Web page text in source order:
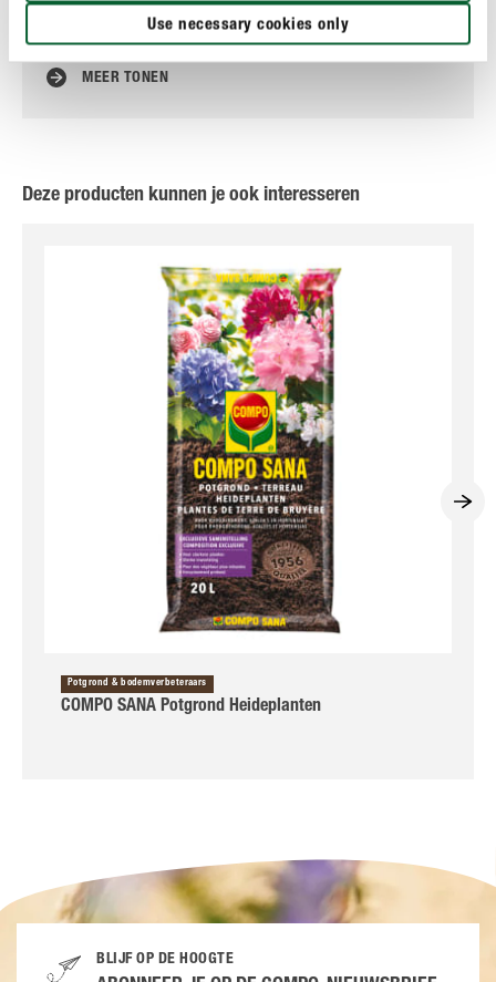
Use necessary cookies only
Een brede waaier aan hortensia's : welke soorten bestaan
MEER TONEN
Deze producten kunnen je ook interesseren
Potgrond & bodemverbeteraars
COMPO SANA Potgrond Heideplanten
BLIJF OP DE HOOGTE